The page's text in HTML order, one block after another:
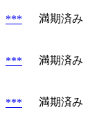
*** 満期済み
*** 満期済み
*** 満期済み